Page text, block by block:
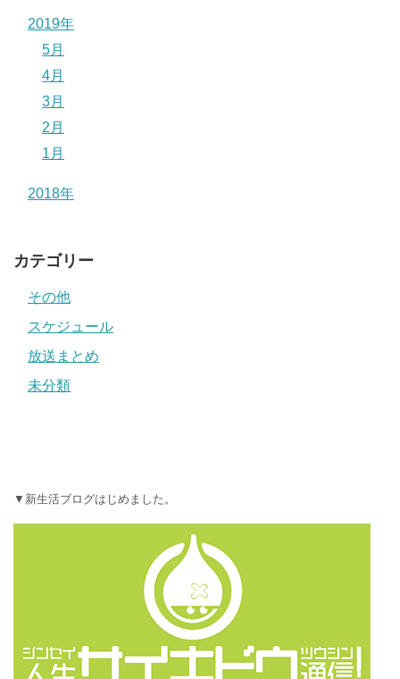
2019年
5月
4月
3月
2月
1月
2018年
カテゴリー
その他
スケジュール
放送まとめ
未分類
▼新生活ブログはじめました。